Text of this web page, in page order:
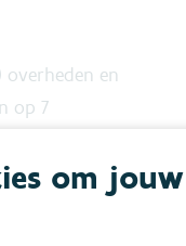
en
op 7
om jouw